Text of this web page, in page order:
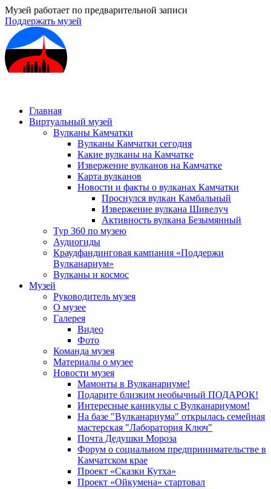
Музей работает по предварительной записи
Поддержать музей
Главная
Виртуальный музей
Вулканы Камчатки
Вулканы Камчатки сегодня
Какие вулканы на Камчатке
Извержение вулканов на Камчатке
Карта вулканов
Новости и факты о вулканах Камчатки
Проснулся вулкан Камбальный
Извержение вулкана Шивелуч
Активность вулкана Безымянный
Тур 360 по музею
Аудиогиды
Краудфандинговая кампания «Поддержи
Вулканариум»
Вулканы и космос
Музей
Руководитель музея
О музее
Галерея
Видео
Фото
Команда музея
Материалы о музее
Новости музея
Мамонты в Вулканариуме!
Подарите близким необычный ПОДАРОК!
Интересные каникулы с Вулканариумом!
На базе "Вулканариума" открылась семейная
мастерская "Лаборатория Ключ"
Почта Дедушки Мороза
Форум о социальном предпринимательстве в
Камчатском крае
Проект «Сказки Кутха»
Проект «Ойкумена» стартовал